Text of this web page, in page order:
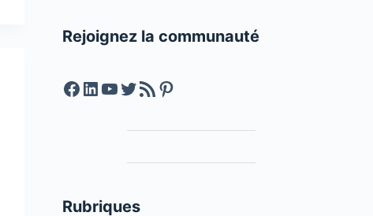
Rejoignez la communauté
Facebook
LinkedIn
YouTube
Twitter
Feed RSSPinterest
Rubriques